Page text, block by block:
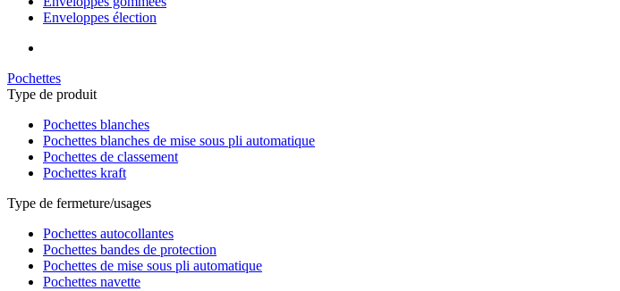
Enveloppes élection
Pochettes
Type de produit
Pochettes blanches
Pochettes blanches de mise sous pli automatique
Pochettes de classement
Pochettes kraft
Type de fermeture/usages
Pochettes autocollantes
Pochettes bandes de protection
Pochettes de mise sous pli automatique
Pochettes navette